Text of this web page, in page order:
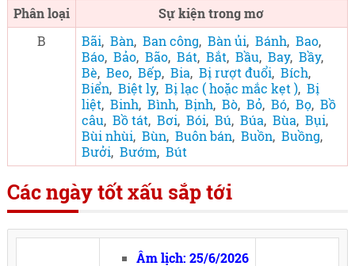
Phân loại
Sự kiện trong mơ
B
Bãi, Bàn, Ban công, Bàn ủi, Bánh, Bao,
Báo, Bảo, Bão, Bát, Bắt, Bầu, Bay, Bầy,
Bè, Beo, Bếp, Bia, Bị rượt đuổi, Bích,
Biển, Biệt ly, Bị lạc ( hoặc mắc kẹt ), Bị
liệt, Binh, Bình, Bịnh, Bò, Bỏ, Bó, Bọ, Bồ
câu, Bồ tát, Bơi, Bói, Bú, Búa, Bùa, Bụi,
Bùi nhùi, Bùn, Buôn bán, Buồn, Buồng,
Bưởi, Bướm, Bút
Các ngày tốt xấu sắp tới
Âm lịch: 25/6/2026